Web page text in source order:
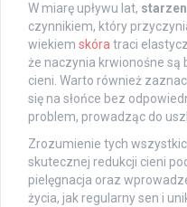
W miarę upływu lat,
czynnikiem, który
wiekiem skóratraci
że naczynia krwionośne
cieni. Warto również
się na słońce bez
problem, prowadząc do
Zrozumienie tych
skutecznej redukcji cieni
pielęgnacja oraz
życia, jak regularny sen i